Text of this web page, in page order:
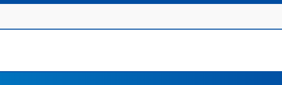
주소 좌표 변환
판매자 신청
마켓 이용 안내
시민 공감지도
통계 알림
보건의료